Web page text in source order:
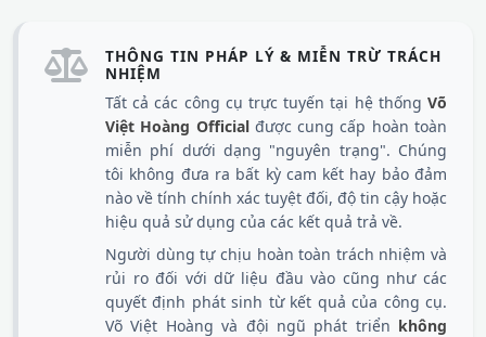
THÔNG TIN PHÁP LÝ & MIỄN TRỪ TRÁCH
NHIỆM
Tất cả các công cụ trực tuyến tại hệ thống Võ
Việt Hoàng Officialđược cung cấp hoàn toàn
miễn phí dưới dạng "nguyên trạng". Chúng
tôi không đưa ra bất kỳ cam kết hay bảo đảm
nào về tính chính xác tuyệt đối, độ tin cậy hoặc
hiệu quả sử dụng của các kết quả trả về.
Người dùng tự chịu hoàn toàn trách nhiệm và
rủi ro đối với dữ liệu đầu vào cũng như các
quyết định phát sinh từ kết quả của công cụ.
Võ Việt Hoàng và đội ngũ phát triển không